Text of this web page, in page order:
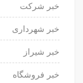
خبر شرکت
خبر شهرداری
خبر شیراز
خبر فروشگاه